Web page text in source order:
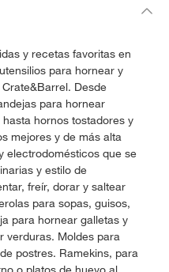
y recetas favoritas en
para hornear y
Desde
para hornear
hornos tostadores y
mejores y de más alta
electrodomésticos que se
y estilo de
freír, dorar y saltear
para sopas, guisos,
para hornear galletas y
verduras. Moldes para
postres. Ramekins, para